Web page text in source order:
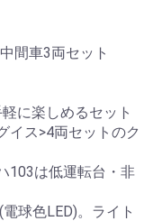
間車3両セット
に楽しめるセット
イス>4両セットのク
103は低運転台・非
球色LED)。ライト